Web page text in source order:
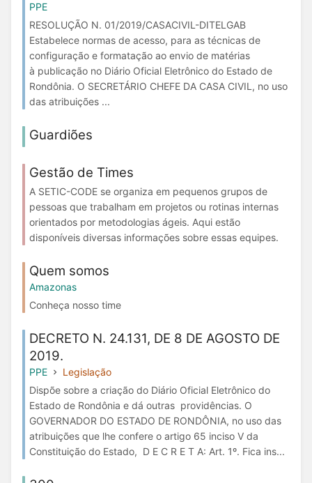
PPE
RESOLUÇÃO N. 01/2019/CASACIVIL-DITELGAB
Estabelece normas de acesso, para as técnicas de
configuração e formatação ao envio de matérias
à publicação no Diário Oficial Eletrônico do Estado de
Rondônia. O SECRETÁRIO CHEFE DA CASA CIVIL, no uso
das atribuições ...
Guardiões
Gestão de Times
A SETIC-CODE se organiza em pequenos grupos de
pessoas que trabalham em projetos ou rotinas internas
orientados por metodologias ágeis. Aqui estão
disponíveis diversas informações sobre essas equipes.
Quem somos
Amazonas
Conheça nosso time
DECRETO N. 24.131, DE 8 DE AGOSTO DE
2019.
PPE
Legislação
Dispõe sobre a criação do Diário Oficial Eletrônico do
Estado de Rondônia e dá outras providências. O
GOVERNADOR DO ESTADO DE RONDÔNIA, no uso das
atribuições que lhe confere o artigo 65 inciso V da
Constituição do Estado, D E C R E T A: Art. 1º. Fica ins...